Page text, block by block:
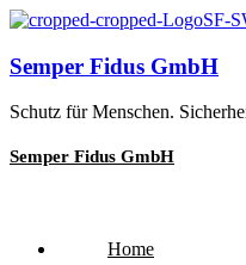
Semper Fidus GmbH
Schutz für Menschen.
Semper Fidus GmbH
Home